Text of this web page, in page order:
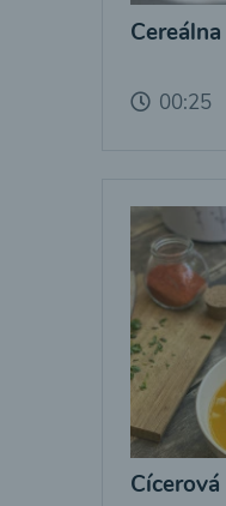
00:25
Cícerová